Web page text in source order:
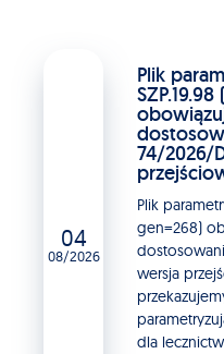
04
08/2026
Plik
74/2026/
Plik
gen=268)
wersja
dla